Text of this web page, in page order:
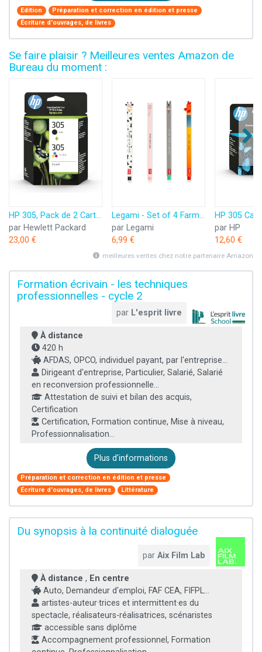
Edition
Préparation et correction en édition et presse
Écriture d'ouvrages, de livres
Se faire plaisir ? Meilleures ventes Amazon de
Bureau du moment :
HP 305, Pack de 2 Cartouches d’Encre Originales, 6ZD17AE, Noir, Cyan, Jaune, Magenta
par Hewlett Packard
23,00 €
Legami - Set of 4 Farm Sweet Farm Erasable Gel Pens, Stylos à encre thermosensible effaçable, noir, rose, vert, rouge, efface sans consommer de feuille, pointe 0,7 mm
par Legami
6,99 €
par HP
12,60 €
meilleures ventes chez notre partenaire Amazon
Formation écrivain - les techniques
professionnelles - cycle 2
par L'esprit livre
À distance
420 h
AFDAS, OPCO, individuel payant, par l'entreprise...
Dirigeant d'entreprise, Particulier, Salarié, Salarié
en reconversion professionnelle...
Attestation de suivi et bilan des acquis,
Certification
Certification, Formation continue, Mise à niveau,
Professionnalisation...
Plus d'informations
Préparation et correction en édition et presse
Écriture d'ouvrages, de livres
Littérature
Du synopsis à la continuité dialoguée
par Aix Film Lab
À distance , En centre
Auto, Demandeur d'emploi, FAF CEA, FIFPL...
artistes-auteur·trices et intermittent·es du
spectacle, réalisateurs-réalisatrices, scénaristes
accessible sans diplôme
Accompagnement professionnel, Formation